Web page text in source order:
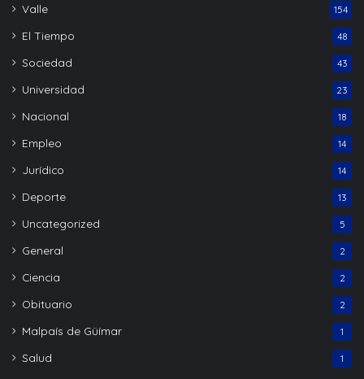
Valle 154
El Tiempo 48
Sociedad 43
Universidad 23
Nacional 18
Empleo 14
Jurídico 14
Deporte 13
Uncategorized 5
General 2
Ciencia 2
Obituario 2
Malpaís de Güímar 1
Salud 1